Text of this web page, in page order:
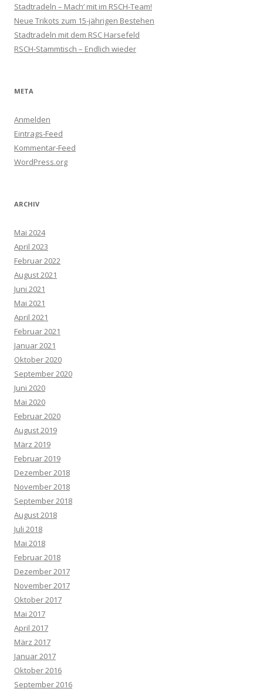
Stadtradeln – Mach‘ mit im RSCH-Team!
Neue Trikots zum 15-jährigen Bestehen
Stadtradeln mit dem RSC Harsefeld
RSCH-Stammtisch – Endlich wieder
META
Anmelden
Eintrags-Feed
Kommentar-Feed
WordPress.org
ARCHIV
Mai 2024
April 2023
Februar 2022
August 2021
Juni 2021
Mai 2021
April 2021
Februar 2021
Januar 2021
Oktober 2020
September 2020
Juni 2020
Mai 2020
Februar 2020
August 2019
März 2019
Februar 2019
Dezember 2018
November 2018
September 2018
August 2018
Juli 2018
Mai 2018
Februar 2018
Dezember 2017
November 2017
Oktober 2017
Mai 2017
April 2017
März 2017
Januar 2017
Oktober 2016
September 2016